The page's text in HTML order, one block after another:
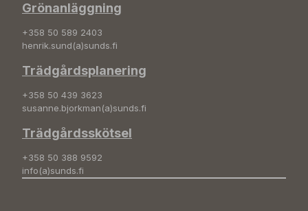
Grönanläggning
+358 50 589 2403
henrik.sund(a)sunds.fi
Trädgårdsplanering
+358 50 439 3623
susanne.bjorkman(a)sunds.fi
Trädgårdsskötsel
+358 50 388 9592
info(a)sunds.fi